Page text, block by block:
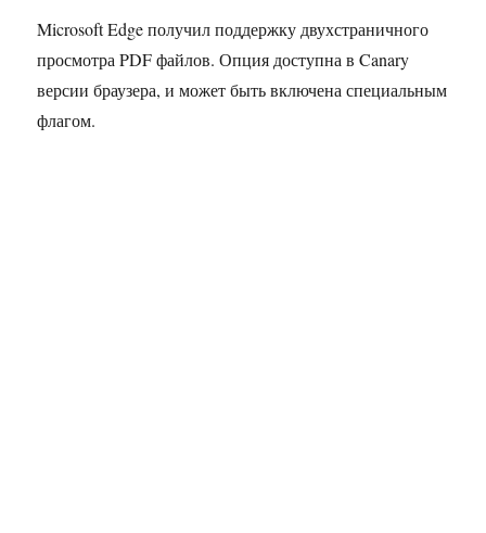
Microsoft Edge получил поддержку двухстраничного
просмотра PDF файлов. Опция доступна в Canary
версии браузера, и может быть включена специальным
флагом.